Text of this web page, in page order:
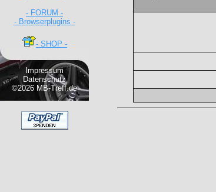
- FORUM -
- Browserplugins -
- SHOP -
Impressum
Datenschutz
©2026 MB-Treff.de